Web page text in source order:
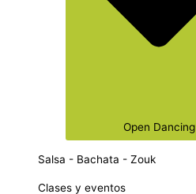
Open Dancing
Salsa - Bachata - Zouk
Clases y eventos